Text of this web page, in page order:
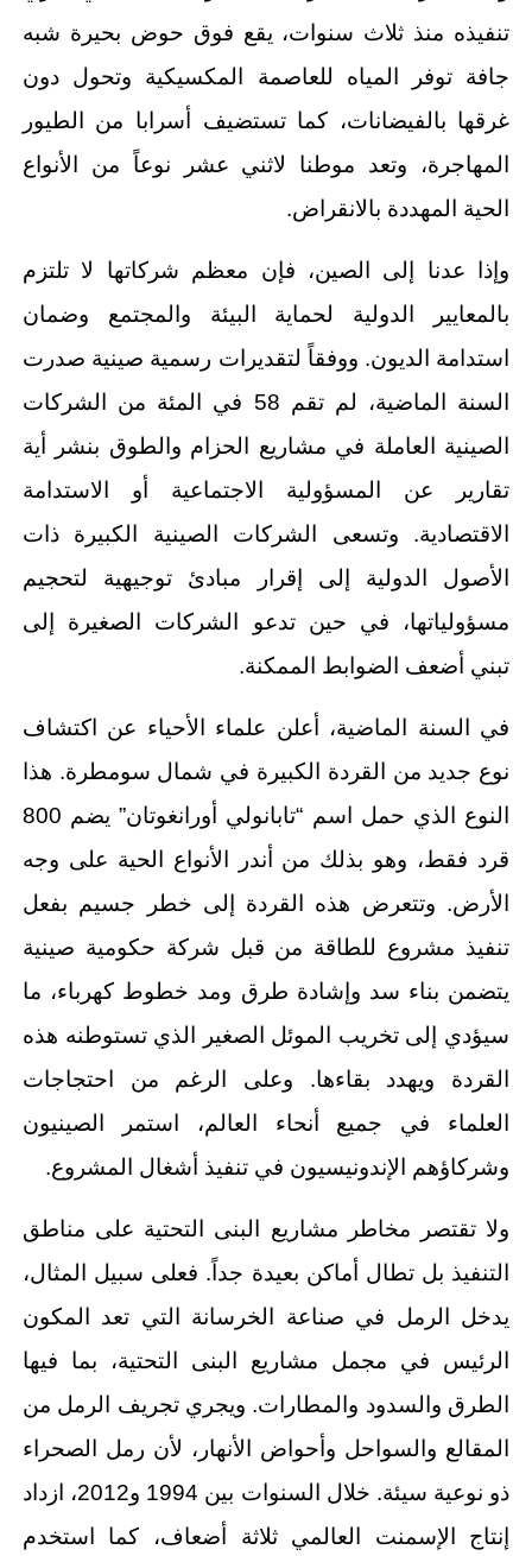
تنفيذه منذ ثلاث سنوات، يقع فوق حوض بحيرة شبه
جافة توفر المياه للعاصمة المكسيكية وتحول دون
غرقها بالفيضانات، كما تستضيف أسرابا من الطيور
المهاجرة، وتعد موطنا لاثني عشر نوعاً من الأنواع
الحية المهددة بالانقراض.
وإذا عدنا إلى الصين، فإن معظم شركاتها لا تلتزم
بالمعايير الدولية لحماية البيئة والمجتمع وضمان
استدامة الديون. ووفقاً لتقديرات رسمية صينية صدرت
السنة الماضية، لم تقم 58 في المئة من الشركات
الصينية العاملة في مشاريع الحزام والطوق بنشر أية
تقارير عن المسؤولية الاجتماعية أو الاستدامة
الاقتصادية. وتسعى الشركات الصينية الكبيرة ذات
الأصول الدولية إلى إقرار مبادئ توجيهية لتحجيم
مسؤولياتها، في حين تدعو الشركات الصغيرة إلى
تبني أضعف الضوابط الممكنة.
في السنة الماضية، أعلن علماء الأحياء عن اكتشاف
نوع جديد من القردة الكبيرة في شمال سومطرة. هذا
النوع الذي حمل اسم “تابانولي أورانغوتان” يضم 800
قرد فقط، وهو بذلك من أندر الأنواع الحية على وجه
الأرض. وتتعرض هذه القردة إلى خطر جسيم بفعل
تنفيذ مشروع للطاقة من قبل شركة حكومية صينية
يتضمن بناء سد وإشادة طرق ومد خطوط كهرباء، ما
سيؤدي إلى تخريب الموئل الصغير الذي تستوطنه هذه
القردة ويهدد بقاءها. وعلى الرغم من احتجاجات
العلماء في جميع أنحاء العالم، استمر الصينيون
وشركاؤهم الإندونيسيون في تنفيذ أشغال المشروع.
ولا تقتصر مخاطر مشاريع البنى التحتية على مناطق
التنفيذ بل تطال أماكن بعيدة جداً. فعلى سبيل المثال،
يدخل الرمل في صناعة الخرسانة التي تعد المكون
الرئيس في مجمل مشاريع البنى التحتية، بما فيها
الطرق والسدود والمطارات. ويجري تجريف الرمل من
المقالع والسواحل وأحواض الأنهار، لأن رمل الصحراء
ذو نوعية سيئة. خلال السنوات بين 1994 و2012، ازداد
إنتاج الإسمنت العالمي ثلاثة أضعاف، كما استخدم